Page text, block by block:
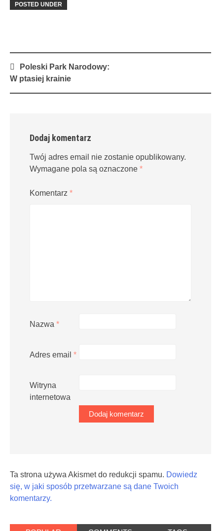
POSTED UNDER
Post
navigation
Poleski Park Narodowy:
W ptasiej krainie
Dodaj komentarz
Twój adres email nie zostanie opublikowany.
Wymagane pola są oznaczone *
Komentarz *
Nazwa *
Adres email *
Witryna
internetowa
Ta strona używa Akismet do redukcji spamu. Dowiedz
się, w jaki sposób przetwarzane są dane Twoich
komentarzy.